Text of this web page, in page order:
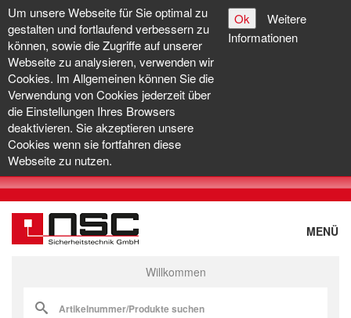
Um unsere Webseite für Sie optimal zu
gestalten und fortlaufend verbessern zu
können, sowie die Zugriffe auf unserer
Webseite zu analysieren, verwenden wir
Cookies. Im Allgemeinen können Sie die
Verwendung von Cookies jederzeit über
die Einstellungen Ihres Browsers
deaktivieren. Sie akzeptieren unsere
Cookies wenn sie fortfahren diese
Webseite zu nutzen.
Ok
Weitere
Informationen
MENÜ
Willkommen